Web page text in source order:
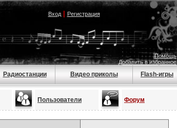
Вход| Регистрация
Помощь
Добавить в избранное
Радиостанции Видео приколы Flash-игры
Пользователи Форум